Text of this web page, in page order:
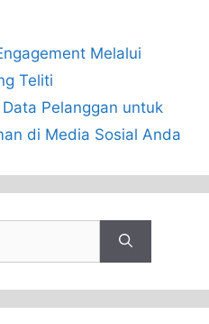
Melalui
Teliti
Pelanggan untuk
di Media Sosial Anda